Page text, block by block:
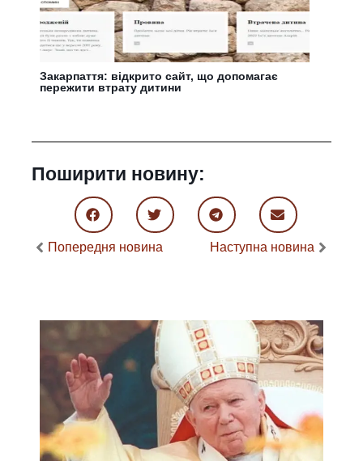
Закарпаття: відкрито сайт, що допомагає
пережити втрату дитини
Поширити новину:
Попередня новина Наступна новина